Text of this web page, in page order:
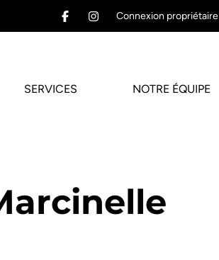
Connexion propriétaire
SERVICES NOTRE ÉQUIPE